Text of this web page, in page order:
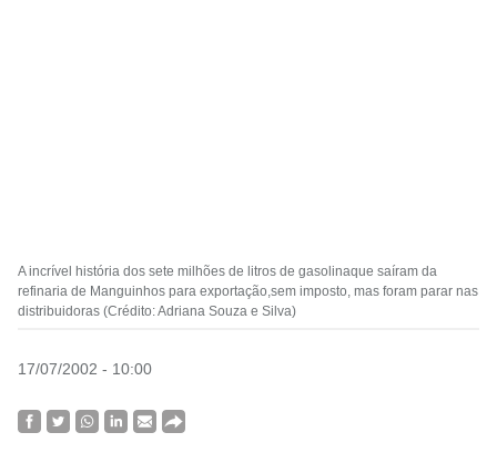
A incrível história dos sete milhões de litros de gasolinaque saíram da
refinaria de Manguinhos para exportação,sem imposto, mas foram parar nas
distribuidoras (Crédito: Adriana Souza e Silva)
17/07/2002 - 10:00